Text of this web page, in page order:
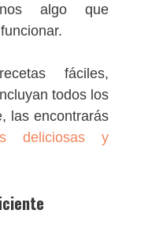
algo que
fáciles,
todos los
las encontrarás
deliciosas y